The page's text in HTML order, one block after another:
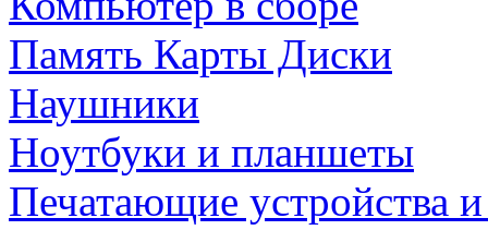
Память Карты Диски
Наушники
Ноутбуки и планшеты
Печатающие устройства